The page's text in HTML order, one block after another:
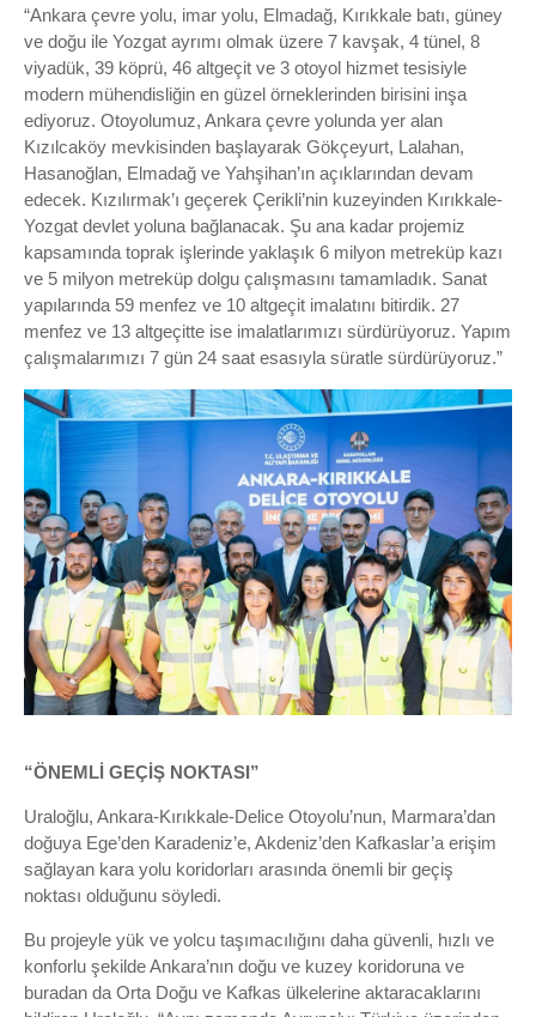
“Ankara çevre yolu, imar yolu, Elmadağ, Kırıkkale batı, güney
ve doğu ile Yozgat ayrımı olmak üzere 7 kavşak, 4 tünel, 8
viyadük, 39 köprü, 46 altgeçit ve 3 otoyol hizmet tesisiyle
modern mühendisliğin en güzel örneklerinden birisini inşa
ediyoruz. Otoyolumuz, Ankara çevre yolunda yer alan
Kızılcaköy mevkisinden başlayarak Gökçeyurt, Lalahan,
Hasanoğlan, Elmadağ ve Yahşihan’ın açıklarından devam
edecek. Kızılırmak’ı geçerek Çerikli’nin kuzeyinden Kırıkkale-
Yozgat devlet yoluna bağlanacak. Şu ana kadar projemiz
kapsamında toprak işlerinde yaklaşık 6 milyon metreküp kazı
ve 5 milyon metreküp dolgu çalışmasını tamamladık. Sanat
yapılarında 59 menfez ve 10 altgeçit imalatını bitirdik. 27
menfez ve 13 altgeçitte ise imalatlarımızı sürdürüyoruz. Yapım
çalışmalarımızı 7 gün 24 saat esasıyla süratle sürdürüyoruz.”
“ÖNEMLİ GEÇİŞ NOKTASI”
Uraloğlu, Ankara-Kırıkkale-Delice Otoyolu’nun, Marmara’dan
doğuya Ege’den Karadeniz’e, Akdeniz’den Kafkaslar’a erişim
sağlayan kara yolu koridorları arasında önemli bir geçiş
noktası olduğunu söyledi.
Bu projeyle yük ve yolcu taşımacılığını daha güvenli, hızlı ve
konforlu şekilde Ankara’nın doğu ve kuzey koridoruna ve
buradan da Orta Doğu ve Kafkas ülkelerine aktaracaklarını